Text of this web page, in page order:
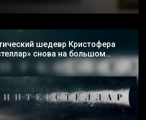
шедевр Кристофера
снова на большом